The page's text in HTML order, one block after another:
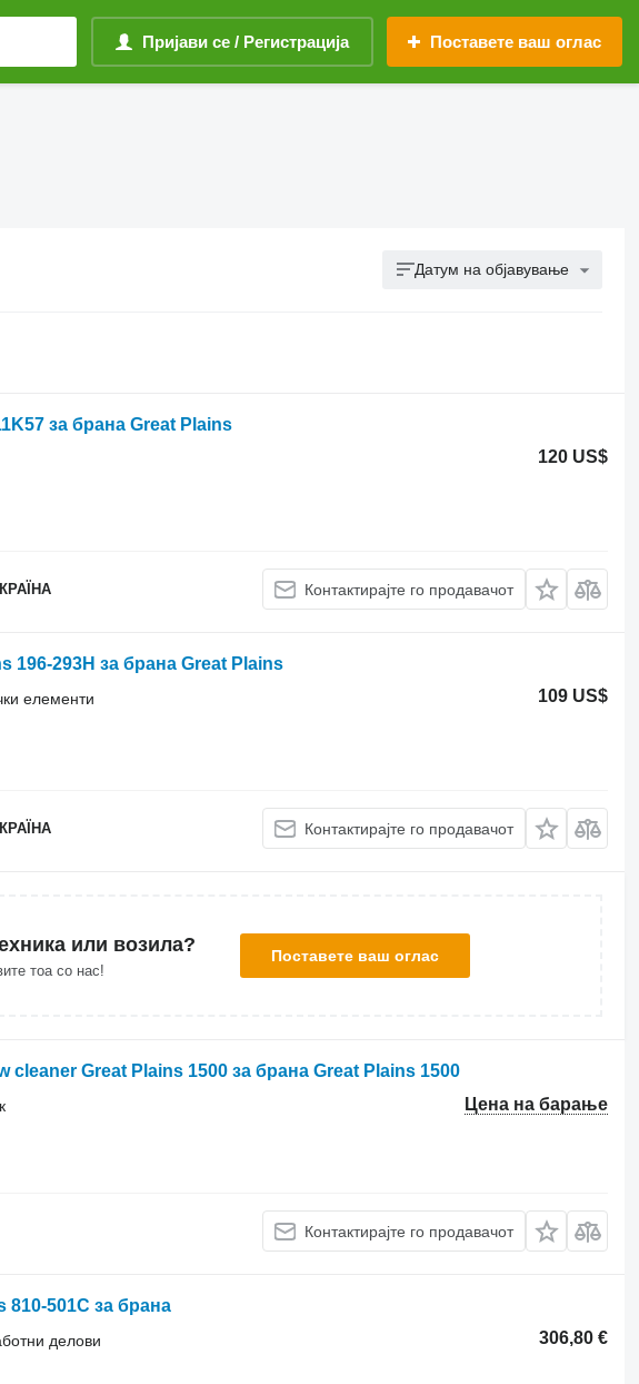
Пријави се / Регистрација Поставете ваш оглас
Датум на објавување
за брана Great Plains
120 US$
Контактирајте го продавачот
196-293H за брана Great Plains
109 US$
елементи
Контактирајте го продавачот
или возила?
тоа со нас!
Поставете ваш оглас
cleaner Great Plains 1500 за брана Great Plains 1500
Цена на барање
Контактирајте го продавачот
810-501C за брана
306,80 €
делови